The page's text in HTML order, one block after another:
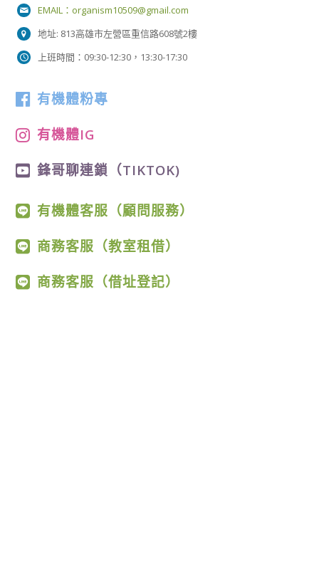
EMAIL： organism10509@gmail.com
地址: 813高雄市左營區重信路608號2樓
上班時間：09:30-12:30，13:30-17:30
有機體粉專
有機體IG
鋒哥聊連鎖（TIKTOK)
有機體客服（顧問服務）
商務客服（教室租借）
商務客服（借址登記）